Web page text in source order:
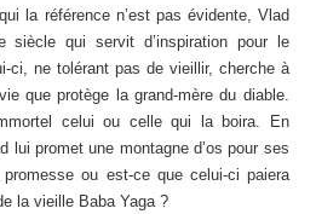
la référence n’est pas évidente, Vlad
qui servit d’inspiration pour le
ci, ne tolérant pas de vieillir, cherche à
que protège la grand-mère du diable.
celui ou celle qui la boira. En
lui promet une montagne d’os pour ses
ou est-ce que celui-ci paiera
la vieille Baba Yaga ?